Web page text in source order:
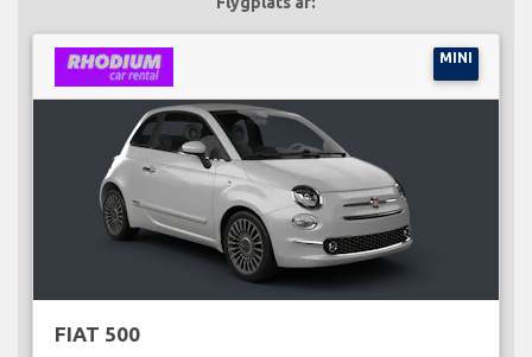
MINI
FIAT 500